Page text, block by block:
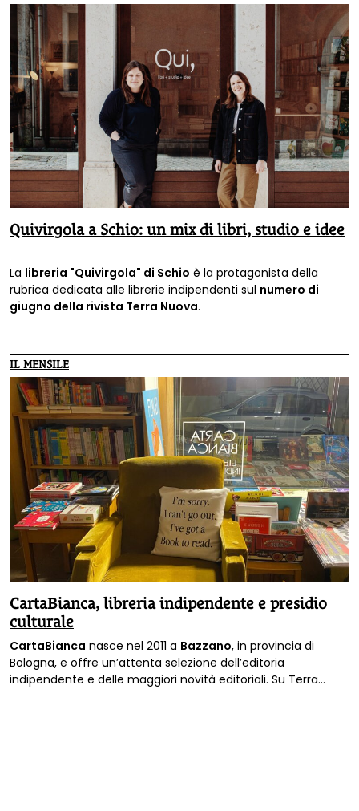
Quivirgola a Schio: un mix di libri, studio e idee
La libreria "Quivirgola" di Schio è la protagonista della
rubrica dedicata alle librerie indipendenti sul numero di
giugno della rivista Terra Nuova.
IL MENSILE
CartaBianca, libreria indipendente e presidio
culturale
CartaBianca nasce nel 2011 a Bazzano, in provincia di
Bologna, e offre un’attenta selezione dell’editoria
indipendente e delle maggiori novità editoriali. Su Terra